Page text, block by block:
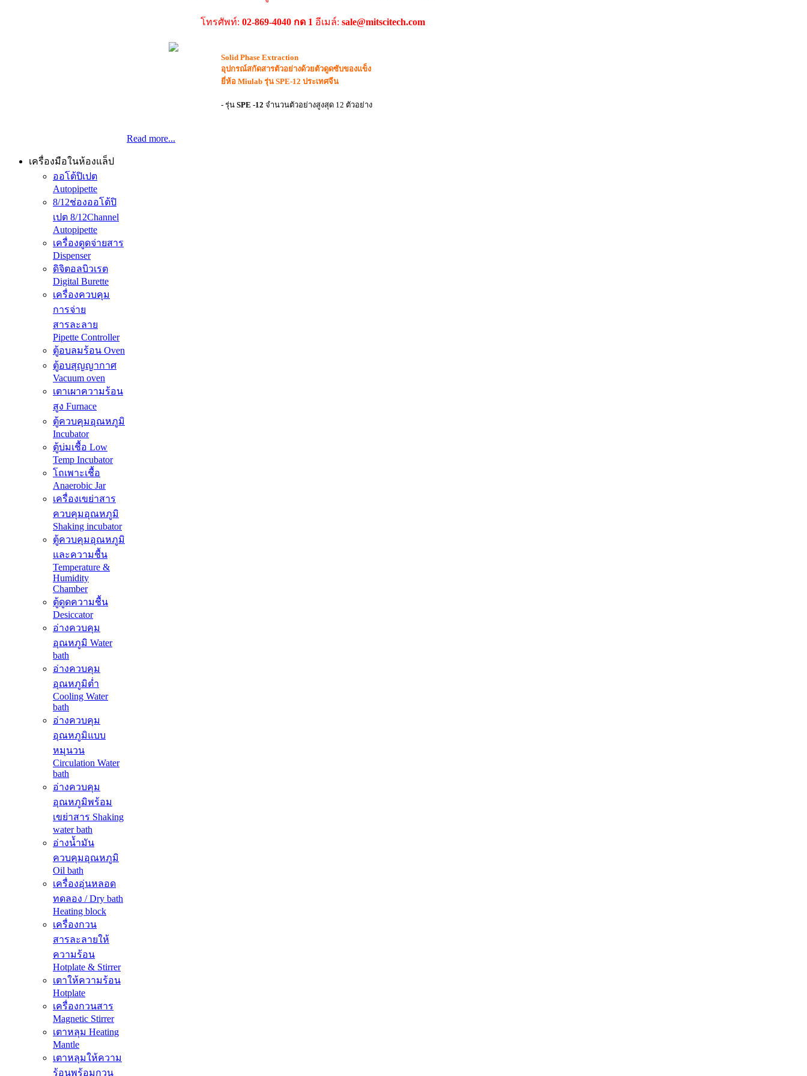
โทรศัพท์: 02-869-4040 กด 1 อีเมล์: sale@mitscitech.com
Solid Phase Extraction
อุปกรณ์สกัดสารตัวอย่างด้วยตัวดูดซับของแข็ง
ยี่ห้อ Miulab รุ่น SPE-12 ประเทศจีน
- รุ่น SPE -12 จำนวนตัวอย่างสูงสุด 12 ตัวอย่าง
Read more...
เครื่องมือในห้องแล็ป
ออโต้ปิเปต
Autopipette
8/12ช่องออโต้ปิ
เปต 8/12Channel
Autopipette
เครื่องดูดจ่ายสาร
Dispenser
ดิจิตอลบิวเรต
Digital Burette
เครื่องควบคุม
การจ่าย
สารละลาย
Pipette Controller
ตู้อบลมร้อน Oven
ตู้อบสุญญากาศ
Vacuum oven
เตาเผาความร้อน
สูง Furnace
ตู้ควบคุมอุณหภูมิ
Incubator
ตู้บ่มเชื้อ Low
Temp Incubator
โถเพาะเชื้อ
Anaerobic Jar
เครื่องเขย่าสาร
ควบคุมอุณหภูมิ
Shaking incubator
ตู้ควบคุมอุณหภูมิ
และความชื้น
Temperature &
Humidity
Chamber
ตู้ดูดความชื้น
Desiccator
อ่างควบคุม
อุณหภูมิ Water
bath
อ่างควบคุม
อุณหภูมิต่ำ
Cooling Water
bath
อ่างควบคุม
อุณหภูมิแบบ
หมุนวน
Circulation Water
bath
อ่างควบคุม
อุณหภูมิพร้อม
เขย่าสาร Shaking
water bath
อ่างน้ำมัน
ควบคุมอุณหภูมิ
Oil bath
เครื่องอุ่นหลอด
ทดลอง / Dry bath
Heating block
เครื่องกวน
สารละลายให้
ความร้อน
Hotplate & Stirrer
เตาให้ความร้อน
Hotplate
เครื่องกวนสาร
Magnetic Stirrer
เตาหลุม Heating
Mantle
เตาหลุมให้ความ
ร้อนพร้อมกวน